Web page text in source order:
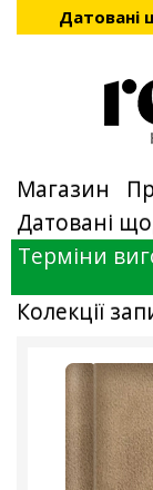
Датовані
Магазин
Датовані
Терміни
Колекції